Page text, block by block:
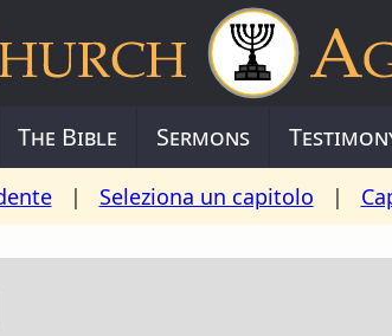
The Bible Sermons
| Seleziona un capitolo |